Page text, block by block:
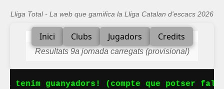
Lliga Total - La web que gamifica la Lliga Catalan d'escacs 2026
Inici Clubs Jugadors Credits
Resultats 9a jornada carregats (provisional)
tenim guanyadors! (compte que potser